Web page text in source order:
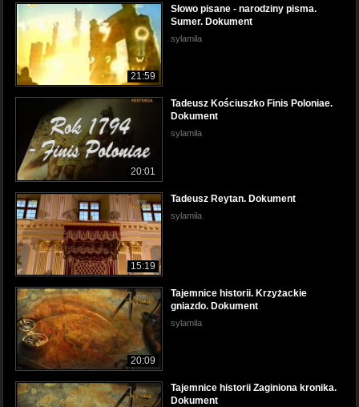
21:59
Słowo pisane - narodziny pisma.
Sumer. Dokument
sylamila
20:01
Tadeusz Kościuszko Finis Poloniae.
Dokument
sylamila
15:19
Tadeusz Reytan. Dokument
sylamila
20:09
Tajemnice historii. Krzyżackie
gniazdo. Dokument
sylamila
Tajemnice historii Zaginiona kronika.
Dokument